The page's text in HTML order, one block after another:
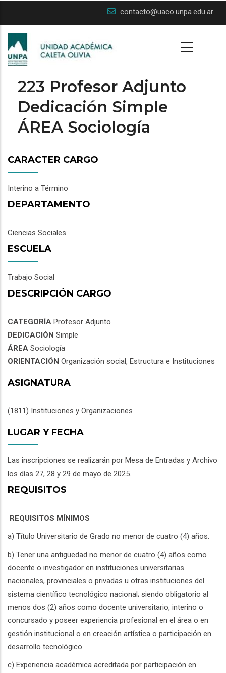
main
content
contacto@uaco.unpa.edu.ar
223 Profesor Adjunto
Dedicación Simple
ÁREA Sociología
CARACTER CARGO
Interino a Término
DEPARTAMENTO
Ciencias Sociales
ESCUELA
Trabajo Social
DESCRIPCIÓN CARGO
CATEGORÍA Profesor Adjunto
DEDICACIÓN Simple
ÁREA Sociología
ORIENTACIÓN Organización social, Estructura e Instituciones
ASIGNATURA
(1811) Instituciones y Organizaciones
LUGAR Y FECHA
Las inscripciones se realizarán por Mesa de Entradas y Archivo
los días 27, 28 y 29 de mayo de 2025.
REQUISITOS
REQUISITOS MÍNIMOS
a) Título Universitario de Grado no menor de cuatro (4) años.
b) Tener una antigüedad no menor de cuatro (4) años como
docente o investigador en instituciones universitarias
nacionales, provinciales o privadas u otras instituciones del
sistema científico tecnológico nacional; siendo obligatorio al
menos dos (2) años como docente universitario, interino o
concursado y poseer experiencia profesional en el área o en
gestión institucional o en creación artística o participación en
desarrollo tecnológico.
c) Experiencia académica acreditada por participación en